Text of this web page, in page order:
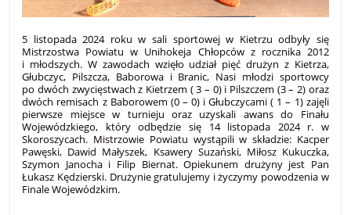
5 listopada 2024 roku w sali sportowej w Kietrzu odbyły się
Mistrzostwa Powiatu w Unihokeja Chłopców z rocznika 2012
i młodszych. W zawodach wzięło udział pięć drużyn z Kietrza,
Głubczyc, Pilszcza, Baborowa i Branic, Nasi młodzi sportowcy
po dwóch zwycięstwach z Kietrzem ( 3 – 0) i Pilszczem (3 – 2) oraz
dwóch remisach z Baborowem (0 – 0) i Głubczycami ( 1 – 1) zajęli
pierwsze miejsce w turnieju oraz uzyskali awans do Finału
Wojewódzkiego, który odbędzie się 14 listopada 2024 r. w
Skoroszycach. Mistrzowie Powiatu wystąpili w składzie: Kacper
Pawęski, Dawid Małyszek, Ksawery Suzański, Miłosz Kukuczka,
Szymon Janocha i Filip Biernat. Opiekunem drużyny jest Pan
Łukasz Kędzierski. Drużynie gratulujemy i życzymy powodzenia w
Finale Wojewódzkim.